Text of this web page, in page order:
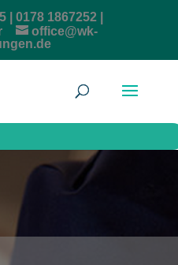
| 0178 1867252 |
office@wk-